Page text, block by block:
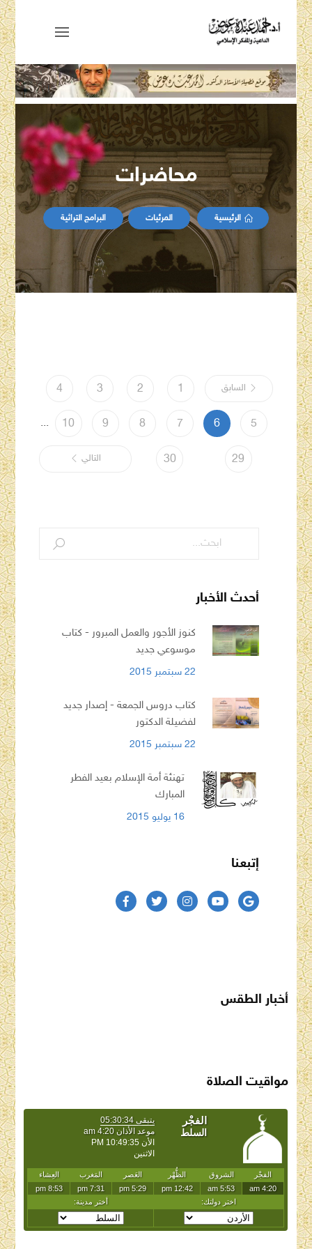
محاضرات
الرئيسية المرئيات البرامج التراثية
السابق 1
2
3
4
5
6
7
8
9
10
...
29
30 التالي
أحدث الأخبار
كنوز الأجور والعمل المبرور - كتاب
موسوعي جديد
22 سبتمبر 2015
كتاب دروس الجمعة - إصدار جديد
لفضيلة الدكتور
22 سبتمبر 2015
تهنئة أمة الإسلام بعيد الفطر
المبارك
16 يوليو 2015
إتبعنا
أخبار الطقس
مواقيت الصلاة